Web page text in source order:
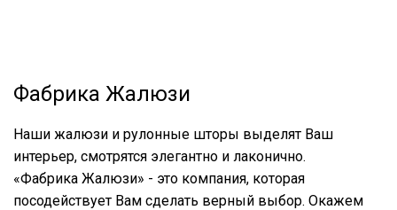
Фабрика Жалюзи
Наши жалюзи и рулонные шторы выделят Ваш
интерьер, смотрятся элегантно и лаконично.
«Фабрика Жалюзи» - это компания, которая
посодействует Вам сделать верный выбор. Окажем